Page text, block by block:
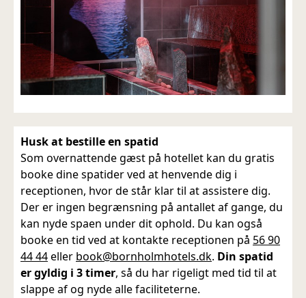
Husk at bestille en spatid
Som overnattende gæst på hotellet kan du gratis
booke dine spatider ved at henvende dig i
receptionen, hvor de står klar til at assistere dig.
Der er ingen begrænsning på antallet af gange, du
kan nyde spaen under dit ophold. Du kan også
booke en tid ved at kontakte receptionen på 56 90
44 44eller book@bornholmhotels.dk. Din spatid
er gyldig i 3 timer, så du har rigeligt med tid til at
slappe af og nyde alle faciliteterne.